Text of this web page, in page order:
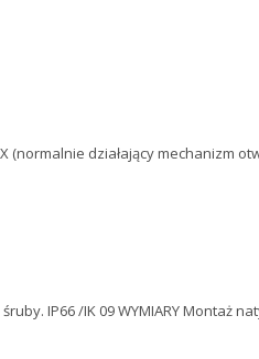
(normalnie działający mechanizm
IP66 /IK 09 WYMIARY Montaż